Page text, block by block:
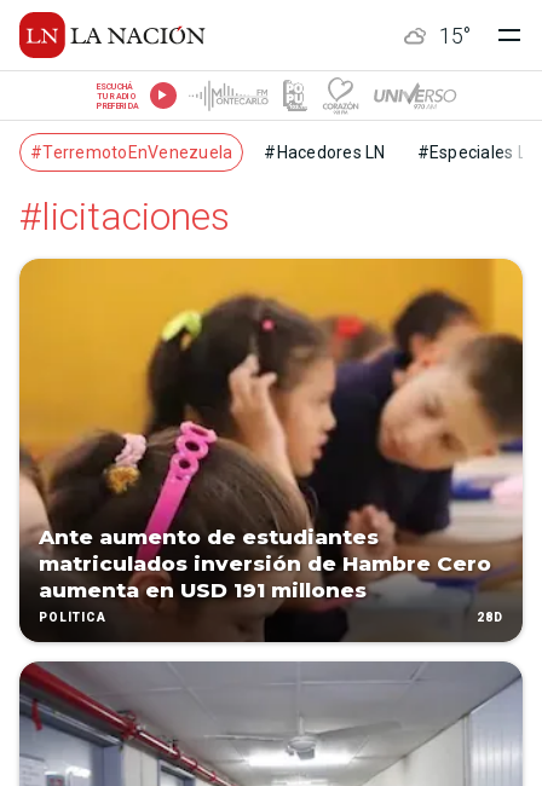
15°
ESCUCHÁ
TU RADIO
PREFERIDA
#TerremotoEnVenezuela #Hacedores LN #Especiales LN
#licitaciones
Ante aumento de estudiantes
matriculados inversión de Hambre Cero
aumenta en USD 191 millones
POLÍTICA 28D